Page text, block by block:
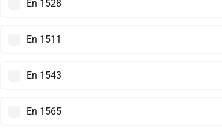
En 1528
En 1511
En 1543
En 1565